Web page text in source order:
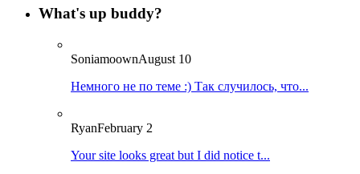
What's up buddy?
SoniamoownAugust 10
Немного не по теме :) Так случилось, что...
RyanFebruary 2
Your site looks great but I did notice t...